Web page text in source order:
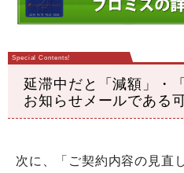
延滞中だと「減額」・
お知らせメールである
次に、「ご契約内容の見直